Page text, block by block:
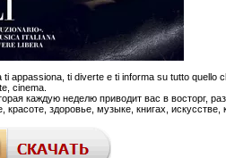
appassiona, ti diverte e ti informa su tutto quello
cinema.
каждую неделю приводит вас в восторг,
здоровье, музыке, книгах, искусстве,